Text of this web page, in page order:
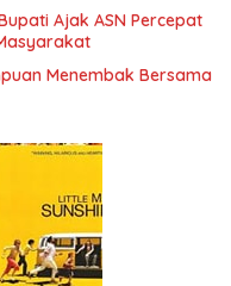
Ajak ASN Percepat
Menembak Bersama